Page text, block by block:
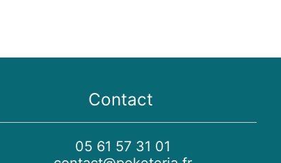
Contact
05 61 57 31 01